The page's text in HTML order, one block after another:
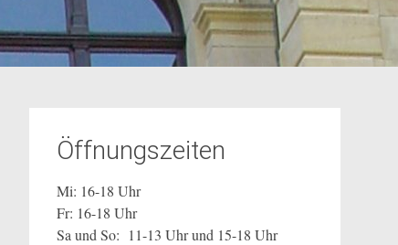
Öffnungszeiten
Mi: 16-18 Uhr
Fr: 16-18 Uhr
Sa und So: 11-13 Uhr und 15-18 Uhr